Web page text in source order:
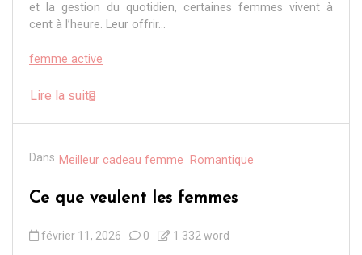
et la gestion du quotidien, certaines femmes vivent à
cent à l’heure. Leur offrir...
femme active
Lire la suite
Dans Meilleur cadeau femme Romantique
Ce que veulent les femmes
février 11, 2026 0 1 332 word